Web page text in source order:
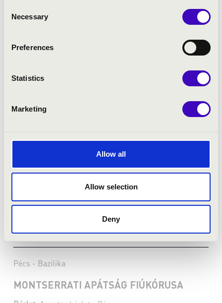
Selection
Necessary
Preferences
Statistics
Marketing
Allow all
Allow selection
Deny
Fesztivál koncert
2026.05.26. - kedd 19:30
Pécs - Bazilika
MONTSERRATI APÁTSÁG FIÚKÓRUSA